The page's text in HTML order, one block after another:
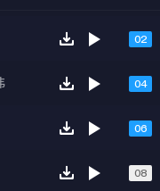
02
04
06
08